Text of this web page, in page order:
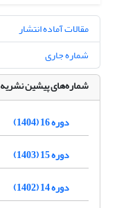
مقالات آماده انتشار
شماره جاری
شماره‌های پیشین نشریه
دوره 16 (1404)
دوره 15 (1403)
دوره 14 (1402)